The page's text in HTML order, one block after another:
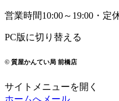
営業時間10:00～19:00・定
PC版に切り替える
© 質屋かんてい局 前橋店
サイトメニューを開く
ホームへ メール